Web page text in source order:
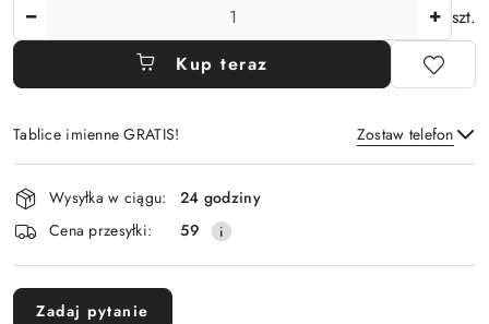
szt.
Kup teraz
Tablice imienne GRATIS! Zostaw telefon
Wyślij
Dostępność
i
dostawa
Wysyłka w ciągu:
24 godziny
Cena przesyłki:
59
Zadaj pytanie